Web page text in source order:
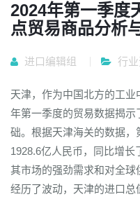
2024年第一季度
点贸易商品分析
进口编辑组 行
天津，作为中国北方的工
年第一季度的贸易数据揭
础。根据天津海关的数据，
1928.6亿人民币，同比增
其市场的强劲需求和对全
经历了波动，天津的进口